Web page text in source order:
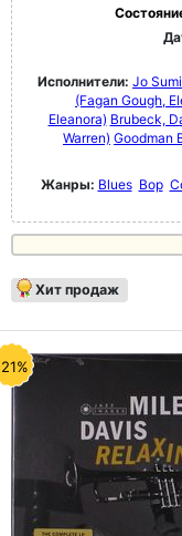
Исполнители: Jo
(Fagan Gough,
Eleanora) Brubeck,
Warren) Goodman
Жанры: Blues Bop
Хит продаж